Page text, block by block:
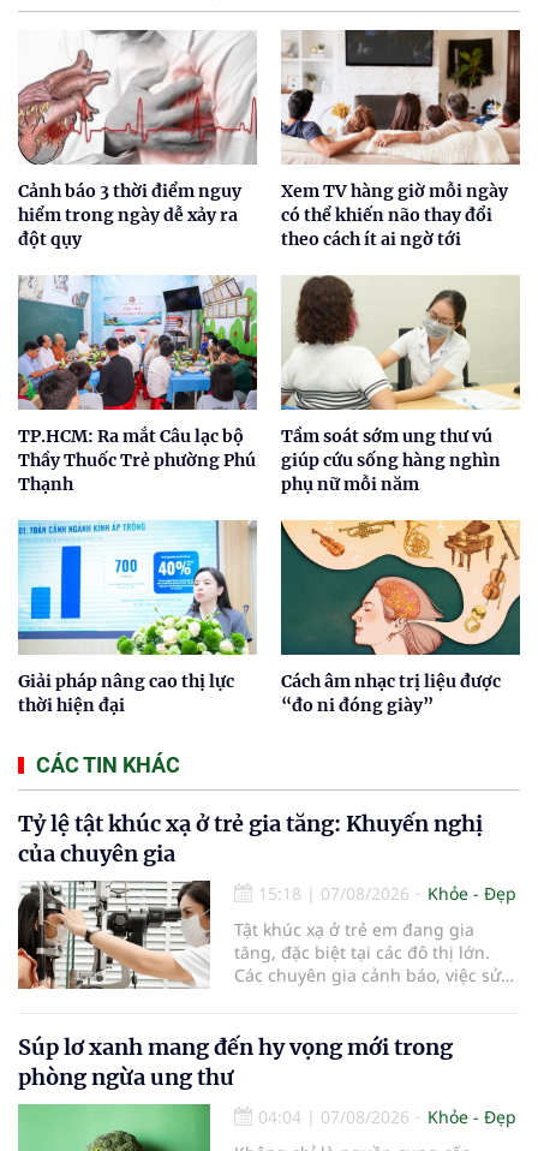
Cảnh báo 3 thời điểm nguy
hiểm trong ngày dễ xảy ra
đột qụy
Xem TV hàng giờ mỗi ngày
có thể khiến não thay đổi
theo cách ít ai ngờ tới
TP.HCM: Ra mắt Câu lạc bộ
Thầy Thuốc Trẻ phường Phú
Thạnh
Tầm soát sớm ung thư vú
giúp cứu sống hàng nghìn
phụ nữ mỗi năm
Giải pháp nâng cao thị lực
thời hiện đại
Cách âm nhạc trị liệu được
“đo ni đóng giày”
CÁC TIN KHÁC
Tỷ lệ tật khúc xạ ở trẻ gia tăng: Khuyến nghị
của chuyên gia
15:18 | 07/08/2026
Khỏe - Đẹp
Tật khúc xạ ở trẻ em đang gia
tăng, đặc biệt tại các đô thị lớn.
Các chuyên gia cảnh báo, việc sử
trường học tập chưa đạt chuẩn
đang khiến tình trạng cận thị ngày
của gia đình, nhà trường và ngành
y tế để bảo vệ đôi mắt của thế hệ
Súp lơ xanh mang đến hy vọng mới trong
phòng ngừa ung thư
04:04 | 07/08/2026
Khỏe - Đẹp